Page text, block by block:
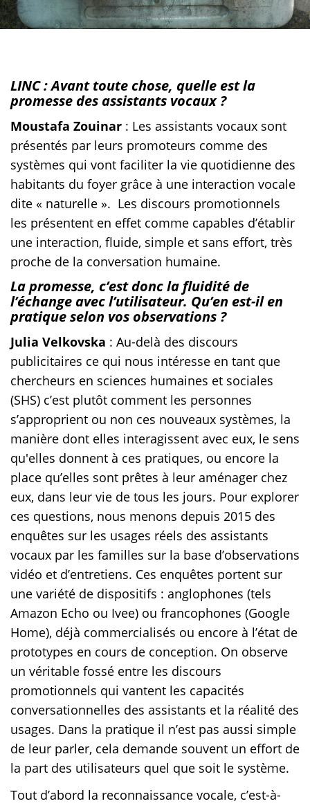
LINC : Avant toute chose, quelle est la
promesse des assistants vocaux ?
Moustafa Zouinar : Les assistants vocaux sont
présentés par leurs promoteurs comme des
systèmes qui vont faciliter la vie quotidienne des
habitants du foyer grâce à une interaction vocale
dite « naturelle ». Les discours promotionnels
les présentent en effet comme capables d’établir
une interaction, fluide, simple et sans effort, très
proche de la conversation humaine.
La promesse, c’est donc la fluidité de
l’échange avec l’utilisateur. Qu’en est-il en
pratique selon vos observations ?
Julia Velkovska : Au-delà des discours
publicitaires ce qui nous intéresse en tant que
chercheurs en sciences humaines et sociales
(SHS) c’est plutôt comment les personnes
s’approprient ou non ces nouveaux systèmes, la
manière dont elles interagissent avec eux, le sens
qu'elles donnent à ces pratiques, ou encore la
place qu’elles sont prêtes à leur aménager chez
eux, dans leur vie de tous les jours. Pour explorer
ces questions, nous menons depuis 2015 des
enquêtes sur les usages réels des assistants
vocaux par les familles sur la base d’observations
vidéo et d’entretiens. Ces enquêtes portent sur
une variété de dispositifs : anglophones (tels
Amazon Echo ou Ivee) ou francophones (Google
Home), déjà commercialisés ou encore à l’état de
prototypes en cours de conception. On observe
un véritable fossé entre les discours
promotionnels qui vantent les capacités
conversationnelles des assistants et la réalité des
usages. Dans la pratique il n’est pas aussi simple
de leur parler, cela demande souvent un effort de
la part des utilisateurs quel que soit le système.
Tout d’abord la reconnaissance vocale, c’est-à-